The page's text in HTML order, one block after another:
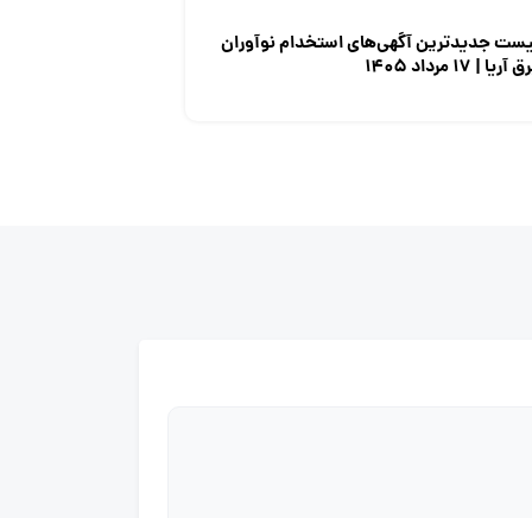
جدیدترین آگهی‌های استخدام نوآوران
آریا | ۱۷ مرداد ۱۴۰۵